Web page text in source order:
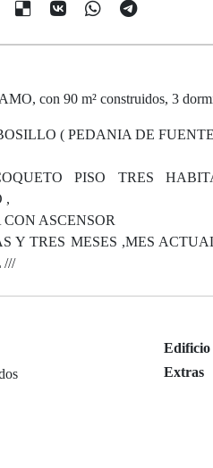
con 90 m² construidos, 3
( PEDANIA DE
PISO TRES
,
ASCENSOR
Y TRES MESES ,MES
///
Edificio
Extras